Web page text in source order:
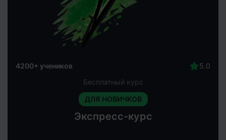
4200+ учеников
Бесплатный курс
ДЛЯ НОВИЧКОВ
Экспресс-курс